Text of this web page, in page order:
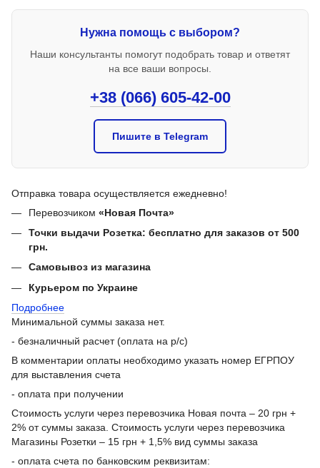
Нужна помощь с выбором?
Наши консультанты помогут подобрать товар и ответят
на все ваши вопросы.
+38 (066) 605-42-00
Пишите в Telegram
Отправка товара осуществляется ежедневно!
Перевозчиком «Новая Почта»
Точки выдачи Розетка: бесплатно для заказов от 500
грн.
Самовывоз из магазина
Курьером по Украине
Подробнее
Минимальной суммы заказа нет.
- безналичный расчет (оплата на р/с)
В комментарии оплаты необходимо указать номер ЕГРПОУ
для выставления счета
- оплата при получении
Стоимость услуги через перевозчика Новая почта – 20 грн +
2% от суммы заказа. Стоимость услуги через перевозчика
Магазины Розетки – 15 грн + 1,5% вид суммы заказа
- оплата счета по банковским реквизитам: